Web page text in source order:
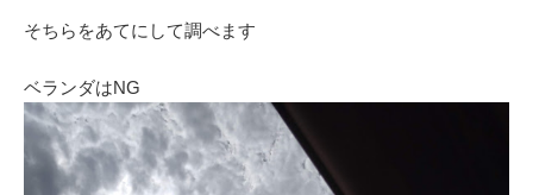
そちらをあてにして調べます
ベランダはNG